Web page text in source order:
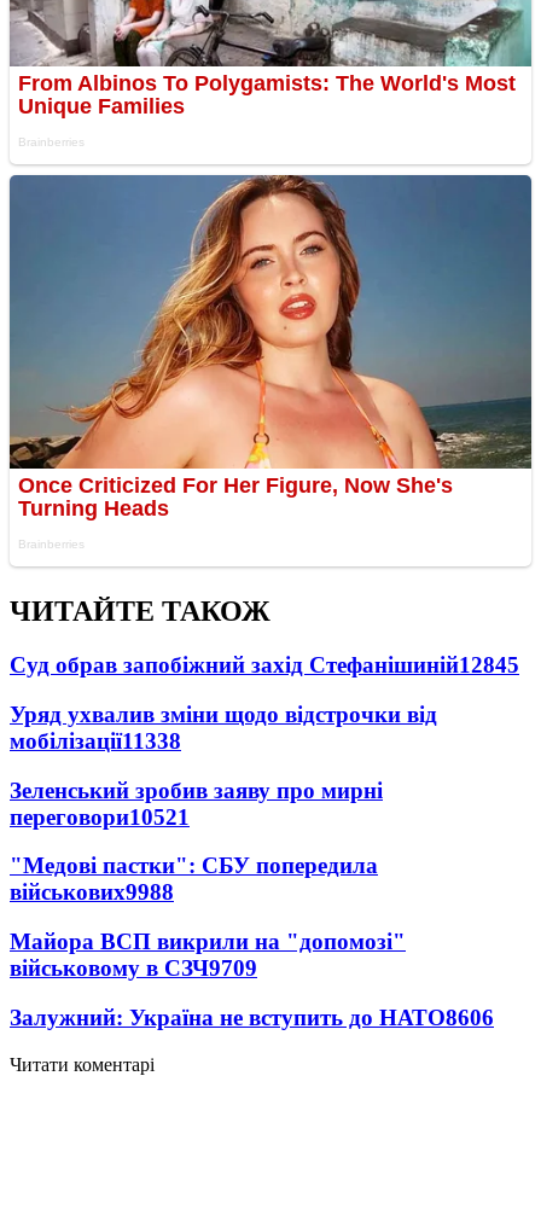
ЧИТАЙТЕ ТАКОЖ
Суд обрав запобіжний захід Стефанішиній12845
Уряд ухвалив зміни щодо відстрочки від
мобілізації11338
Зеленський зробив заяву про мирні
переговори10521
"Медові пастки": СБУ попередила
військових9988
Майора ВСП викрили на "допомозі"
військовому в СЗЧ9709
Залужний: Україна не вступить до НАТО8606
Читати коментарі